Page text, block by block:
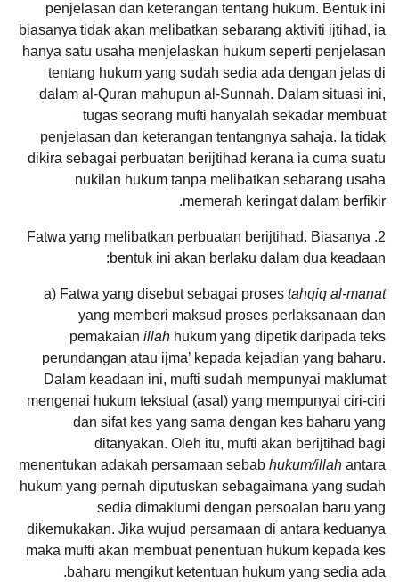
penjelasan dan keterangan tentang hukum. Bentuk ini
biasanya tidak akan melibatkan sebarang aktiviti ijtihad, ia
hanya satu usaha menjelaskan hukum seperti penjelasan
tentang hukum yang sudah sedia ada dengan jelas di
dalam al-Quran mahupun al-Sunnah. Dalam situasi ini,
tugas seorang mufti hanyalah sekadar membuat
penjelasan dan keterangan tentangnya sahaja. Ia tidak
dikira sebagai perbuatan berijtihad kerana ia cuma suatu
nukilan hukum tanpa melibatkan sebarang usaha
memerah keringat dalam berfikir.
2. Fatwa yang melibatkan perbuatan berijtihad. Biasanya
bentuk ini akan berlaku dalam dua keadaan:
a) Fatwa yang disebut sebagai proses tahqiq al-manat
yang memberi maksud proses perlaksanaan dan
pemakaian illah hukum yang dipetik daripada teks
perundangan atau ijma’ kepada kejadian yang baharu.
Dalam keadaan ini, mufti sudah mempunyai maklumat
mengenai hukum tekstual (asal) yang mempunyai ciri-ciri
dan sifat kes yang sama dengan kes baharu yang
ditanyakan. Oleh itu, mufti akan berijtihad bagi
menentukan adakah persamaan sebab hukum/illah antara
hukum yang pernah diputuskan sebagaimana yang sudah
sedia dimaklumi dengan persoalan baru yang
dikemukakan. Jika wujud persamaan di antara keduanya
maka mufti akan membuat penentuan hukum kepada kes
baharu mengikut ketentuan hukum yang sedia ada.